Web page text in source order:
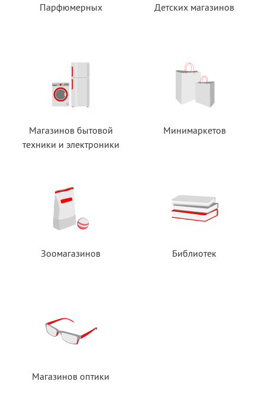
Парфюмерных Детских магазинов
Магазинов бытовой
техники и электроники
Минимаркетов
Зоомагазинов Библиотек
Магазинов оптики